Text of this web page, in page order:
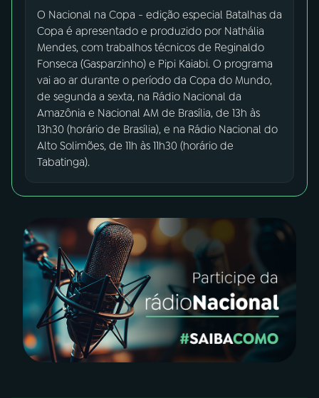
08FESTIVAL DE MÚSICA
ACOMPANHE A RÁDIO NACIONAL
YouTube Facebook
Instagram X
O Nacional na Copa - edição especial Batalhas da
Copa é apresentado e produzido por Nathália
Mendes, com trabalhos técnicos de Reginaldo
Fonseca (Gasparzinho) e Pipi Kaiabi. O programa
vai ao ar durante o período da Copa do Mundo,
de segunda a sexta, na Rádio Nacional da
Amazônia e Nacional AM de Brasília, de 13h às
13h30 (horário de Brasília), e na Rádio Nacional do
Alto Solimões, de 11h às 11h30 (horário de
Tabatinga).